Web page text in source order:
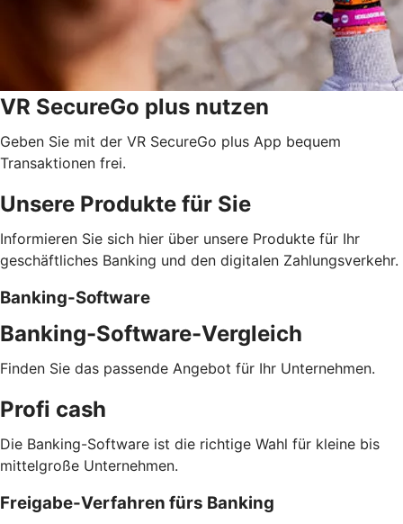
VR SecureGo plus nutzen
Geben Sie mit der VR SecureGo plus App bequem
Transaktionen frei.
Unsere Produkte für Sie
Informieren Sie sich hier über unsere Produkte für Ihr
geschäftliches Banking und den digitalen Zahlungsverkehr.
Banking-Software
Banking-Software-Vergleich
Finden Sie das passende Angebot für Ihr Unternehmen.
Profi cash
Die Banking-Software ist die richtige Wahl für kleine bis
mittelgroße Unternehmen.
Freigabe-Verfahren fürs Banking